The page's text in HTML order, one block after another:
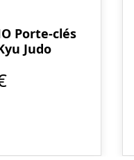
Porte-clés
Judo